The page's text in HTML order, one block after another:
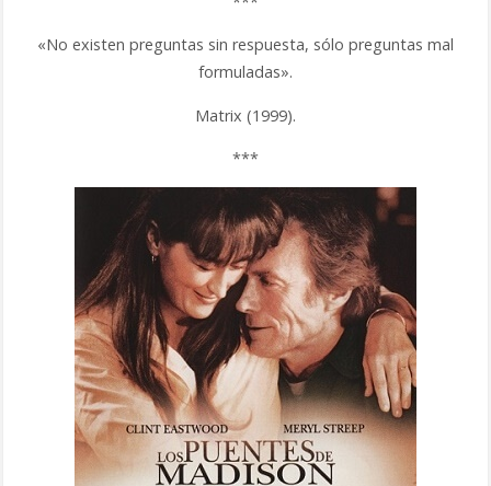
«No existen preguntas sin respuesta, sólo preguntas mal
formuladas».
Matrix (1999).
***